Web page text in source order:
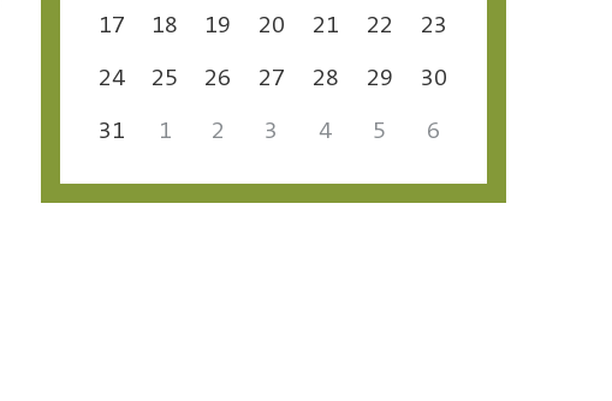
17
18 19 20 21 22
23
24
25 26 27 28 29
30
31
1 2 3 4 5 6